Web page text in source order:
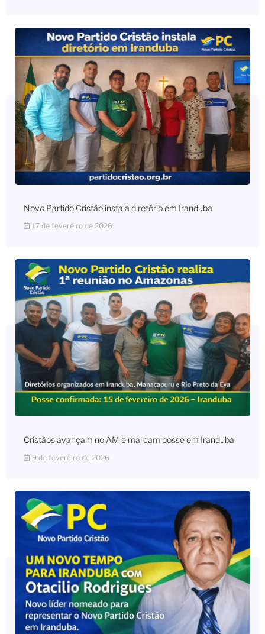
Novo Partido Cristão instala diretório em Iranduba
17 de fevereiro de 2026
Cristãos avançam no AM e marcam posse em Iranduba
9 de fevereiro de 2026